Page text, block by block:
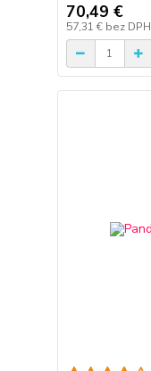
70,49 €
57,31 € bez DPH